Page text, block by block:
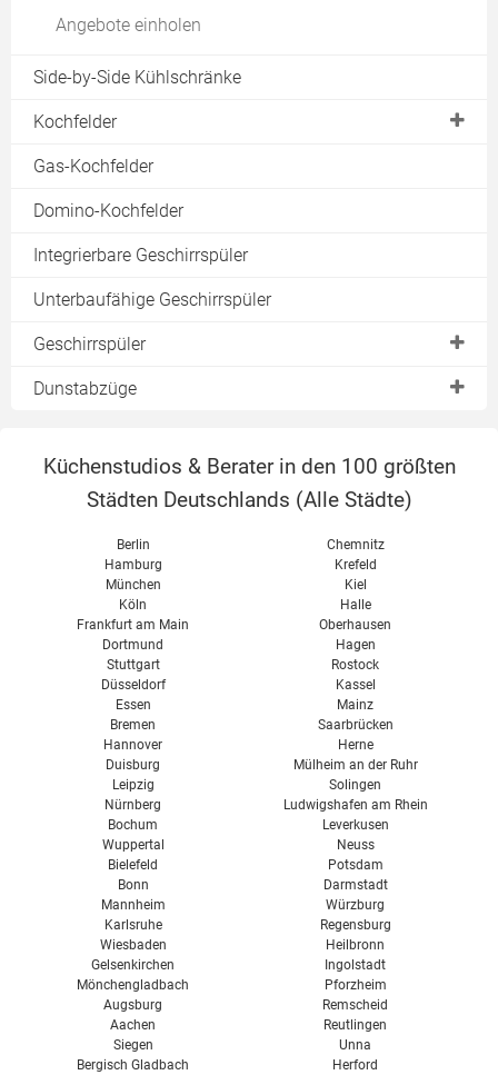
Angebote einholen
Side-by-Side Kühlschränke
Kochfelder
Glaskeramik-Kochfelder
Cerankochfelder
Gaskochfelder
Grillplatten
Teppanyaki
Kochmulden
Tests & Testergebnisse
Gerätevergleich
Gas-Kochfelder
Domino-Kochfelder
Integrierbare Geschirrspüler
Unterbaufähige Geschirrspüler
Geschirrspüler
Auswahlkriterium "Wasserverbrauch"
Auswahlkriterium "Lautstärke"
Feature "Besteckschublade"
Geschirrspüler mit 45 cm Breite
Integrierbare Geschirrspüler
Unterbaufähige Geschirrspüler
Was kosten moderne Geschirrspüler?
Tests & Testergebnisse
Dunstabzüge
Moderne Wandhauben
Küchenstudios & Berater in den 100 größten
Städten Deutschlands (Alle Städte)
Berlin
Hamburg
München
Köln
Frankfurt am Main
Dortmund
Stuttgart
Düsseldorf
Essen
Bremen
Hannover
Duisburg
Leipzig
Nürnberg
Bochum
Wuppertal
Bielefeld
Bonn
Mannheim
Karlsruhe
Wiesbaden
Gelsenkirchen
Mönchengladbach
Augsburg
Aachen
Chemnitz
Krefeld
Kiel
Halle
Oberhausen
Hagen
Rostock
Kassel
Mainz
Saarbrücken
Herne
Mülheim an der Ruhr
Solingen
Ludwigshafen am Rhein
Leverkusen
Neuss
Potsdam
Darmstadt
Würzburg
Regensburg
Heilbronn
Ingolstadt
Pforzheim
Remscheid
Reutlingen
Siegen
Bergisch Gladbach
Unna
Herford